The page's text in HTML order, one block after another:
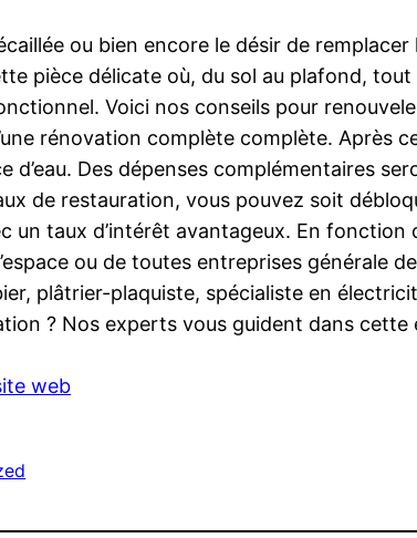
ou bien encore le désir de
pièce délicate où, du sol au plafond,
Voici nos conseils pour
rénovation complète complète. Après
Des dépenses complémentaires
de restauration, vous pouvez soit
un taux d’intérêt avantageux. En
ou de toutes entreprises
plâtrier-plaquiste, spécialiste en
? Nos experts vous guident dans
web